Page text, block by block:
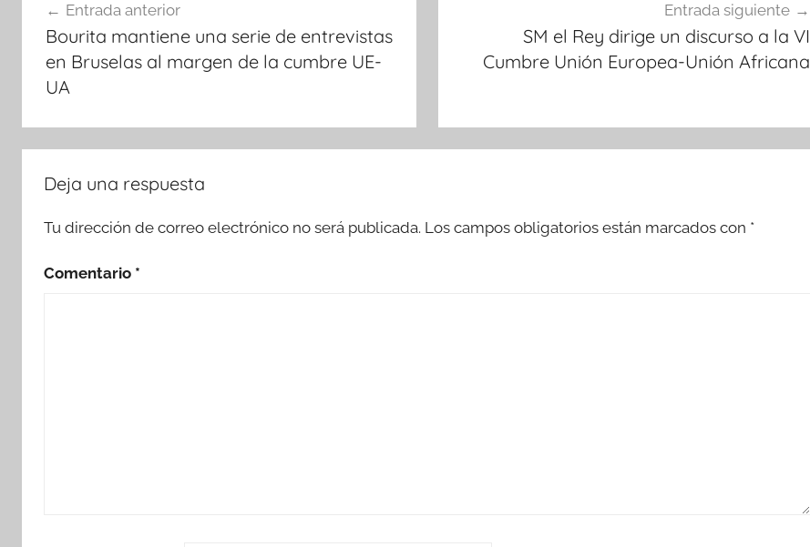
de
entradas
Entrada anterior
Bourita mantiene una serie de entrevistas
en Bruselas al margen de la cumbre UE-
UA
Entrada siguiente
SM el Rey dirige un discurso a la VI
Cumbre Unión Europea-Unión Africana
Deja una respuesta
Tu dirección de correo electrónico no será publicada. Los campos obligatorios están marcados con *
Comentario *